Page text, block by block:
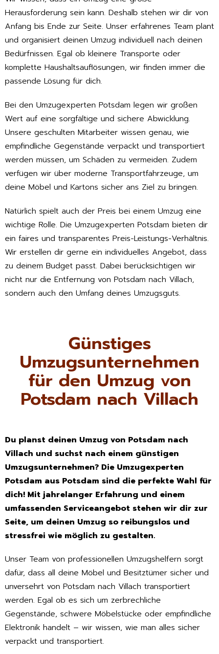
Herausforderung sein kann. Deshalb stehen wir dir von
Anfang bis Ende zur Seite. Unser erfahrenes Team plant
und organisiert deinen Umzug individuell nach deinen
Bedürfnissen. Egal ob kleinere Transporte oder
komplette Haushaltsauflösungen, wir finden immer die
passende Lösung für dich.
Bei den Umzugexperten Potsdam legen wir großen
Wert auf eine sorgfältige und sichere Abwicklung.
Unsere geschulten Mitarbeiter wissen genau, wie
empfindliche Gegenstände verpackt und transportiert
werden müssen, um Schäden zu vermeiden. Zudem
verfügen wir über moderne Transportfahrzeuge, um
deine Möbel und Kartons sicher ans Ziel zu bringen.
Natürlich spielt auch der Preis bei einem Umzug eine
wichtige Rolle. Die Umzugexperten Potsdam bieten dir
ein faires und transparentes Preis-Leistungs-Verhältnis.
Wir erstellen dir gerne ein individuelles Angebot, dass
zu deinem Budget passt. Dabei berücksichtigen wir
nicht nur die Entfernung von Potsdam nach Villach,
sondern auch den Umfang deines Umzugsguts.
Günstiges
Umzugsunternehmen
für den Umzug von
Potsdam nach Villach
Du planst deinen Umzug von Potsdam nach
Villach und suchst nach einem günstigen
Umzugsunternehmen? Die Umzugexperten
Potsdam aus Potsdam sind die perfekte Wahl für
dich! Mit jahrelanger Erfahrung und einem
umfassenden Serviceangebot stehen wir dir zur
Seite, um deinen Umzug so reibungslos und
stressfrei wie möglich zu gestalten.
Unser Team von professionellen Umzugshelfern sorgt
dafür, dass all deine Möbel und Besitztümer sicher und
unversehrt von Potsdam nach Villach transportiert
werden. Egal ob es sich um zerbrechliche
Gegenstände, schwere Möbelstücke oder empfindliche
Elektronik handelt – wir wissen, wie man alles sicher
verpackt und transportiert.